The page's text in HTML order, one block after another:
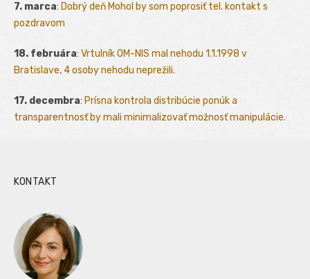
7. marca: Dobrý deň Mohol by som poprosiť tel. kontakt s
pozdravom
18. februára: Vrtulník OM-NIS mal nehodu 1.1.1998 v
Bratislave, 4 osoby nehodu neprežili.
17. decembra: Prísna kontrola distribúcie ponúk a
transparentnosť by mali minimalizovať možnosť manipulácie.
KONTAKT